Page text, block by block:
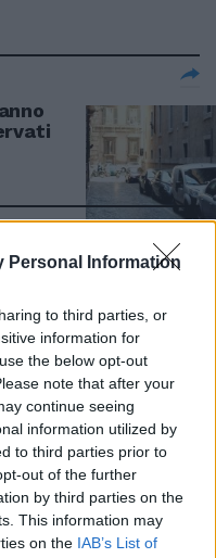
Personal Information
to third parties, or
information for
the below opt-out
note that after your
continue seeing
information utilized by
to third parties prior to
out of the further
by third parties on the
This information may
on the IAB’s List of
degli